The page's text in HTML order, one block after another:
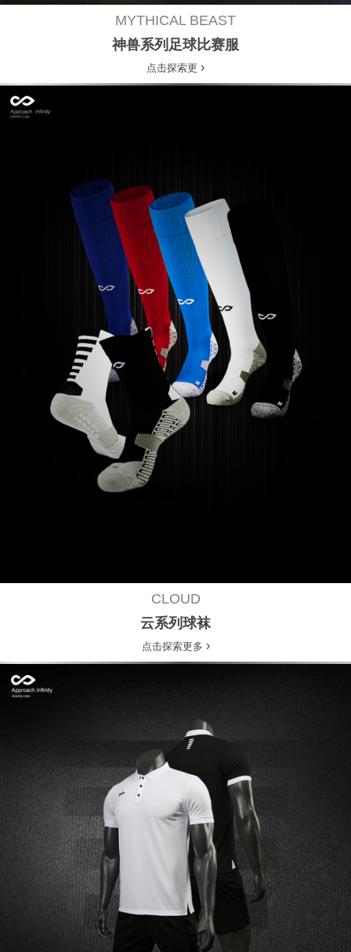
MYTHICAL BEAST
神兽系列足球比赛服
点击探索更 ›
CLOUD
云系列球袜
点击探索更多 ›